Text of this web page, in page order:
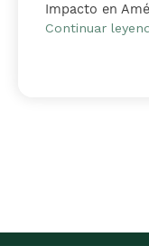
Impacto en
Continuar